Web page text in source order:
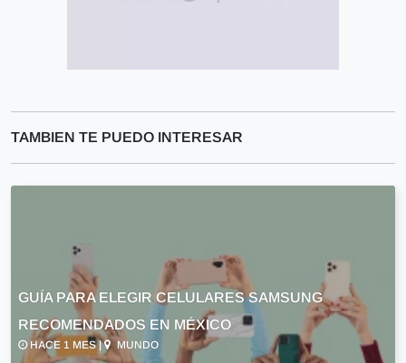
TAMBIEN TE PUEDO INTERESAR
GUÍA PARA ELEGIR CELULARES SAMSUNG
RECOMENDADOS EN MÉXICO
HACE 1 MES | MUNDO